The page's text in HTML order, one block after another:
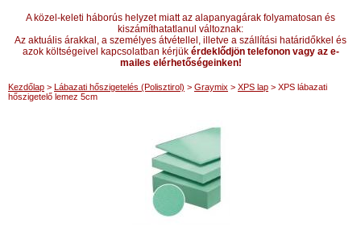
A közel-keleti háborús helyzet miatt az alapanyagárak folyamatosan és
kiszámíthatatlanul változnak:
Az aktuális árakkal, a személyes átvétellel, illetve a szállítási határidőkkel és
azok költségeivel kapcsolatban kérjük érdeklődjön telefonon vagy az e-
mailes elérhetőségeinken!
Kezdőlap > Lábazati hőszigetelés (Polisztirol) > Graymix > XPS lap > XPS lábazati
hőszigetelő lemez 5cm